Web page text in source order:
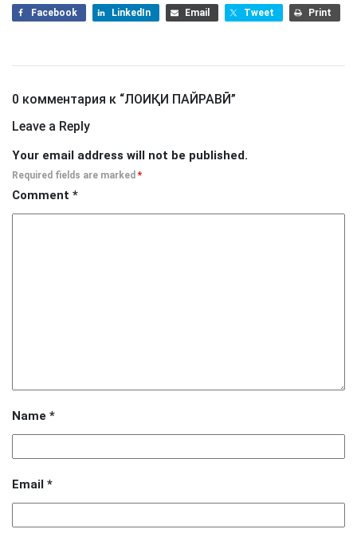
Facebook LinkedIn Email Tweet Print
0 комментария к “ЛОИҚИ ПАЙРАВӢ”
Leave a Reply
Your email address will not be published.
Required fields are marked *
Comment *
Name *
Email *